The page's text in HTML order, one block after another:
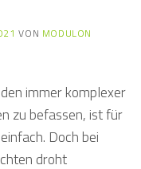
VON MODULON
immer komplexer
zu befassen, ist für
Doch bei
droht